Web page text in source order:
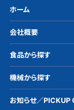
ホーム
会社概要
食品から探す
機械から探す
お知らせ／PICKUP